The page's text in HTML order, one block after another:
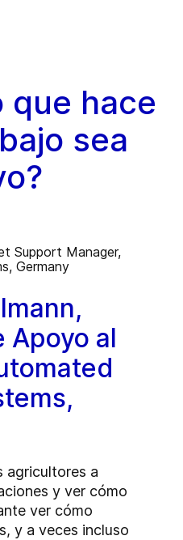
que hace
sea
Apoyo al
agricultores a
y ver cómo
ver cómo
y a veces incluso